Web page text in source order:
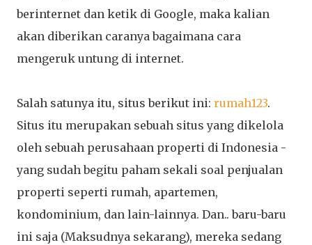
berinternet dan ketik di Google, maka kalian
akan diberikan caranya bagaimana cara
mengeruk untung di internet.
Salah satunya itu, situs berikut ini: rumah123.
Situs itu merupakan sebuah situs yang dikelola
oleh sebuah perusahaan properti di Indonesia -
yang sudah begitu paham sekali soal penjualan
properti seperti rumah, apartemen,
kondominium, dan lain-lainnya. Dan.. baru-baru
ini saja (Maksudnya sekarang), mereka sedang